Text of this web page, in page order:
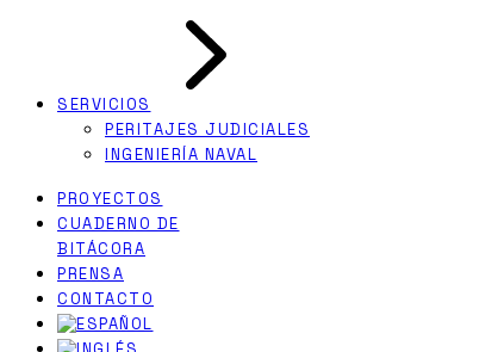
SERVICIOS
PERITAJES JUDICIALES
INGENIERÍA NAVAL
PROYECTOS
CUADERNO DE
BITÁCORA
PRENSA
CONTACTO